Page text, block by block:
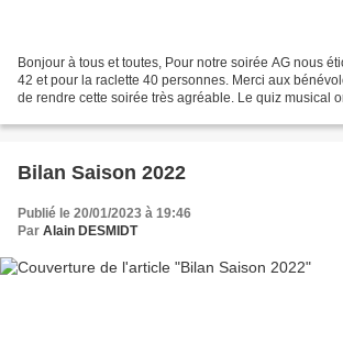
Bonjour à tous et toutes, Pour notre soirée AG nous
42 et pour la raclette 40 personnes. Merci aux
de rendre cette soirée très agréable. Le quiz musical
Bilan Saison 2022
Publié le 20/01/2023 à 19:46
Par Alain DESMIDT